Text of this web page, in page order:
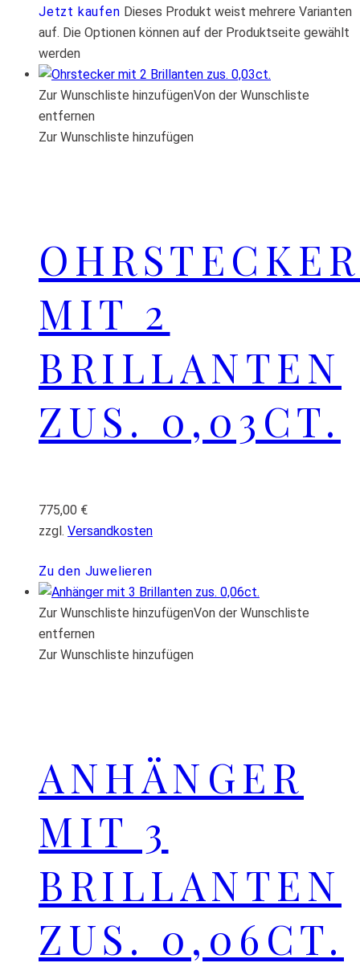
Jetzt kaufen Dieses Produkt weist mehrere Varianten
auf. Die Optionen können auf der Produktseite gewählt
werden
Zur Wunschliste hinzufügenVon der Wunschliste
entfernen
Zur Wunschliste hinzufügen
OHRSTECKER
MIT 2
BRILLANTEN
ZUS. 0,03CT.
775,00 €
zzgl. Versandkosten
Zu den Juwelieren
Zur Wunschliste hinzufügenVon der Wunschliste
entfernen
Zur Wunschliste hinzufügen
ANHÄNGER
MIT 3
BRILLANTEN
ZUS. 0,06CT.